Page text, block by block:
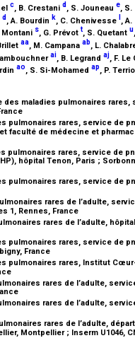
c, B. Crestani d , S. Jouneau e,
d , A. Bourdin k, C. Chenivesse ,
Montani s, G. Prévot t, S. Quetant u
aa, M. Campana ab, L.
ai, B. Legrand aj, F.
ao, S. Si-Mohamed ap, P.
maladies pulmonaires
pulmonaires rares, service de
faculté de médecine et
pulmonaires rares, service de
hôpital Tenon, Paris ;
rares, service de
rares de l’adulte,
1, Rennes, France
rares de l’adulte,
pulmonaires rares, service de
France
pulmonaires rares, Institut
rares de l’adulte,
rares de l’adulte,
rares de l’adulte,
Montpellier ; Inserm U1046,